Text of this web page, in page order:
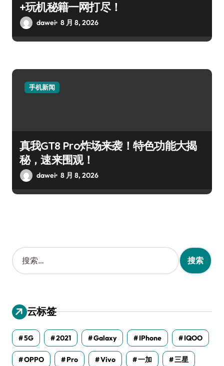
+玩机秘籍一网打尽！
dawei 8 月 8, 2026
手机新闻
真我GT8 Pro炸场来袭！特色功能大揭
秘，速来围观！
dawei 8 月 8, 2026
搜
索
：
云标签
5G 2021 Galaxy IPhone IQOO
OPPO Pro Vivo 一加 三星